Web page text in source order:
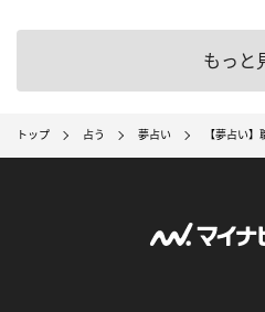
もっと
トップ 占う 夢占い 【夢占い